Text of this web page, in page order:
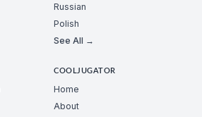
Russian
Polish
See All →
COOLJUGATOR
Home
About